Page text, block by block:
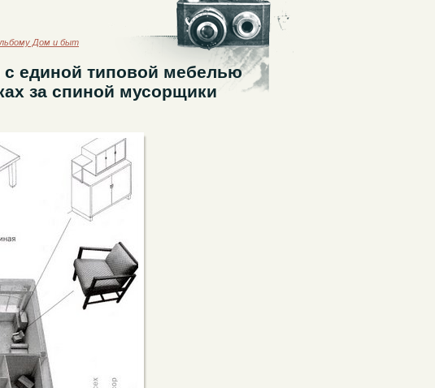
Дом и быт
единой типовой мебелью
за спиной мусорщики